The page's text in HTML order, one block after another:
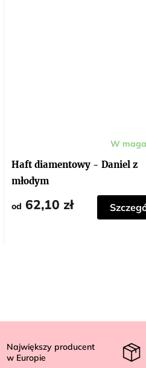
Haft diamentowy - Daniel z
młodym
W
od 62,10 zł
Największy producent
w Europie